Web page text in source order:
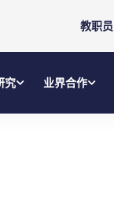
教职员
究 业界合作